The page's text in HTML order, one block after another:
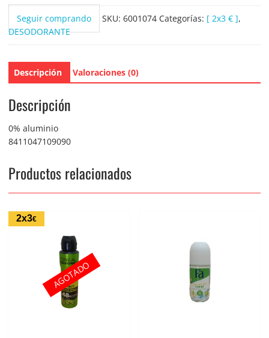
Seguir comprando SKU: 6001074 Categorías: [ 2x3 € ],
DESODORANTE
Descripción Valoraciones (0)
Descripción
0% aluminio
8411047109090
Productos relacionados
2x3€
AGOTADO